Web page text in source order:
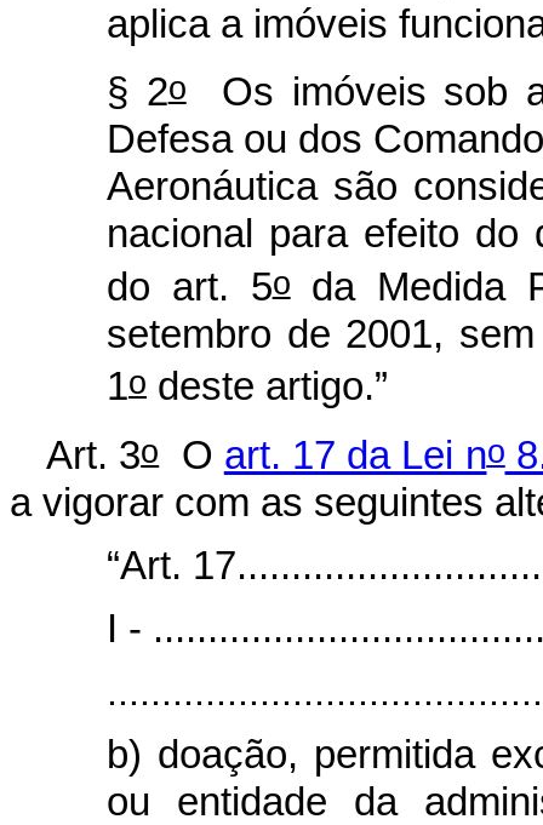
aplica a imóveis
§ 2oOs imóveis sob
Defesa ou dos
Aeronáutica são
nacional para efeito
do art. 5oda Medida
setembro de 2001,
1o deste artigo.”
Art. 3oO art. 17 da Lei no
a vigorar com as seguintes
“Art.
I -
b) doação, permitida
ou entidade da